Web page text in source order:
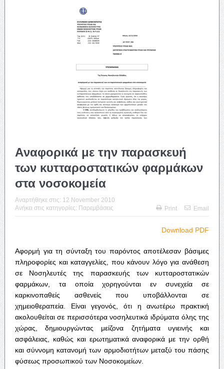
Aναφορικά με την παρασκευή
των κυτταροστατικών φαρμάκων
στα νοσοκομεία
Αναρτήθηκε στις: 12 November 2010
Ανήκει στις κατηγορίες: Παρεμβάσεις Print Email
Download PDF
Αφορμή για τη σύνταξη του παρόντος αποτέλεσαν βάσιμες
πληροφορίες και καταγγελίες, που κάνουν λόγο για ανάθεση
σε Νοσηλευτές της παρασκευής των κυτταροστατικών
φαρμάκων, τα οποία χορηγούνται εν συνεχεία σε
καρκινοπαθείς ασθενείς που υποβάλλονται σε
χημειοθεραπεία. Είναι γεγονός, ότι η ανωτέρω πρακτική
ακολουθείται σε περισσότερα νοσηλευτικά ιδρύματα όλης της
χώρας, δημιουργώντας μείζονα ζητήματα υγιεινής και
ασφάλειας, καθώς και ερωτηματικά αναφορικά με την ορθή
και σύννομη κατανομή των αρμοδιοτήτων μεταξύ του πάσης
φύσεως προσωπικού των Νοσοκομείων.